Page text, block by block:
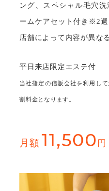
ング、スペシャル⽑⽳
ームケアセット付き※2
店舗によって内容が異な
平⽇来店限定エステ付
当社指定の信販会社を利用し
割料金となります。
月額 11,500 円